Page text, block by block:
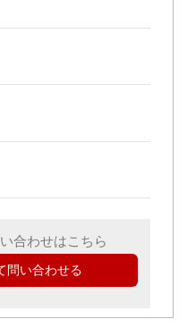
合わせはこちら
問い合わせる